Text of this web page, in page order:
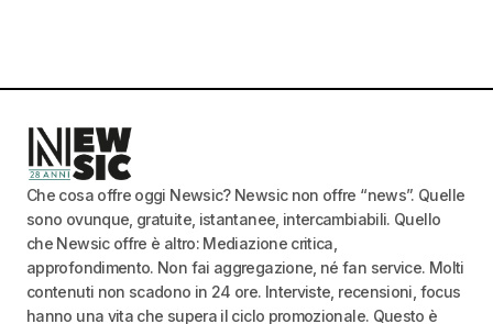
Che cosa offre oggi Newsic? Newsic non offre “news”. Quelle
sono ovunque, gratuite, istantanee, intercambiabili. Quello
che Newsic offre è altro: Mediazione critica,
approfondimento. Non fai aggregazione, né fan service. Molti
contenuti non scadono in 24 ore. Interviste, recensioni, focus
hanno una vita che supera il ciclo promozionale. Questo è